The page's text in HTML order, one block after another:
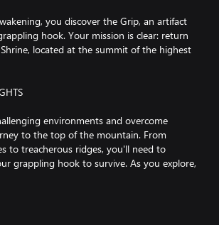
you discover the Grip, an artifact
hook. Your mission is clear: return
located at the summit of the highest
environments and overcome
to the top of the mountain. From
to treacherous ridges, you'll need to
grappling hook to survive. As you explore,